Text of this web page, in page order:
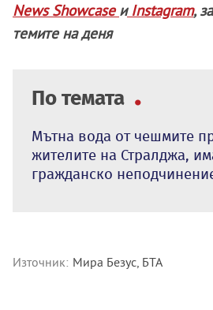
News ShowcaseиInstagram,
темите на деня
По темата
Мътна вода от чешмите
жителите на Стралджа,
гражданско
Източник: Мира Безус, БТА